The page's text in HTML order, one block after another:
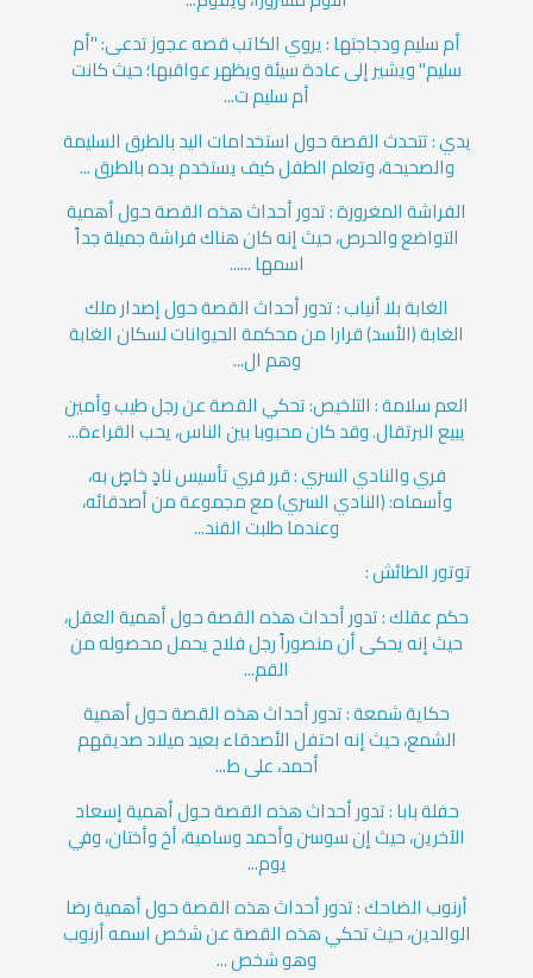
أم سليم ودجاجتها : يروي الكاتب قصه عجوز تدعى: "أم
سليم" ويشير إلى عادة سيئة ويظهر عواقبها؛ حيث كانت
أم سليم ت...
يدي : تتحدث القصة حول استخدامات اليد بالطرق السليمة
والصحيحة، وتعلم الطفل كيف يستخدم يده بالطرق ...
الفراشة المغرورة : تدور أحداث هذه القصة حول أهمية
التواضع والحرص، حيث إنه كان هناك فراشة جميلة جداً
اسمها ......
الغابة بلا أنياب : تدور أحداث القصة حول إصدار ملك
الغابة (الأسد) قرارا من محكمة الحيوانات لسكان الغابة
وهم ال...
العم سلامة : التلخيص: تحكي القصة عن رجل طيب وأمين
يبيع البرتقال. وقد كان محبوبا بين الناس، يحب القراءة...
فري والنادي السري : قرر فري تأسيس نادٍ خاصٍ به،
وأسماه: (النادي السري) مع مجموعة من أصدقائه،
وعندما طلبت القند...
توتور الطائش :
حكم عقلك : تدور أحداث هذه القصة حول أهمية العقل،
حيث إنه يحكى أن منصوراً رجل فلاح يحمل محصوله من
القم...
حكاية شمعة : تدور أحداث هذه القصة حول أهمية
الشمع، حيث إنه احتفل الأصدقاء بعيد ميلاد صديقهم
أحمد، على ط...
حفلة بابا : تدور أحداث هذه القصة حول أهمية إسعاد
الآخرين، حيث إن سوسن وأحمد وسامية، أخ وأختان، وفي
يوم...
أرنوب الضاحك : تدور أحداث هذه القصة حول أهمية رضا
الوالدين، حيث تحكي هذه القصة عن شخص اسمه أرنوب
وهو شخص ...